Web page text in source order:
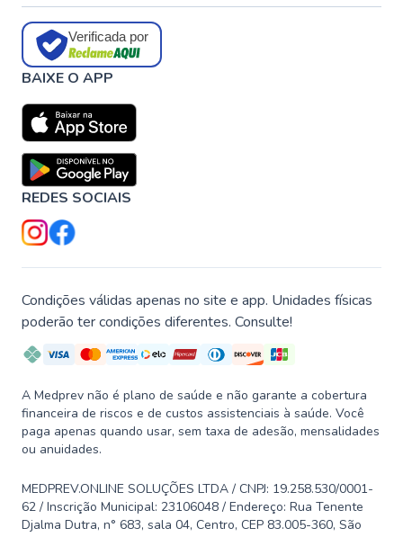
Verificada por
BAIXE O APP
REDES SOCIAIS
Condições válidas apenas no site e app. Unidades físicas
poderão ter condições diferentes. Consulte!
A Medprev não é plano de saúde e não garante a cobertura
financeira de riscos e de custos assistenciais à saúde. Você
paga apenas quando usar, sem taxa de adesão, mensalidades
ou anuidades.
MEDPREV.ONLINE SOLUÇÕES LTDA / CNPJ: 19.258.530/0001-
62 / Inscrição Municipal: 23106048 / Endereço: Rua Tenente
Djalma Dutra, n° 683, sala 04, Centro, CEP 83.005-360, São